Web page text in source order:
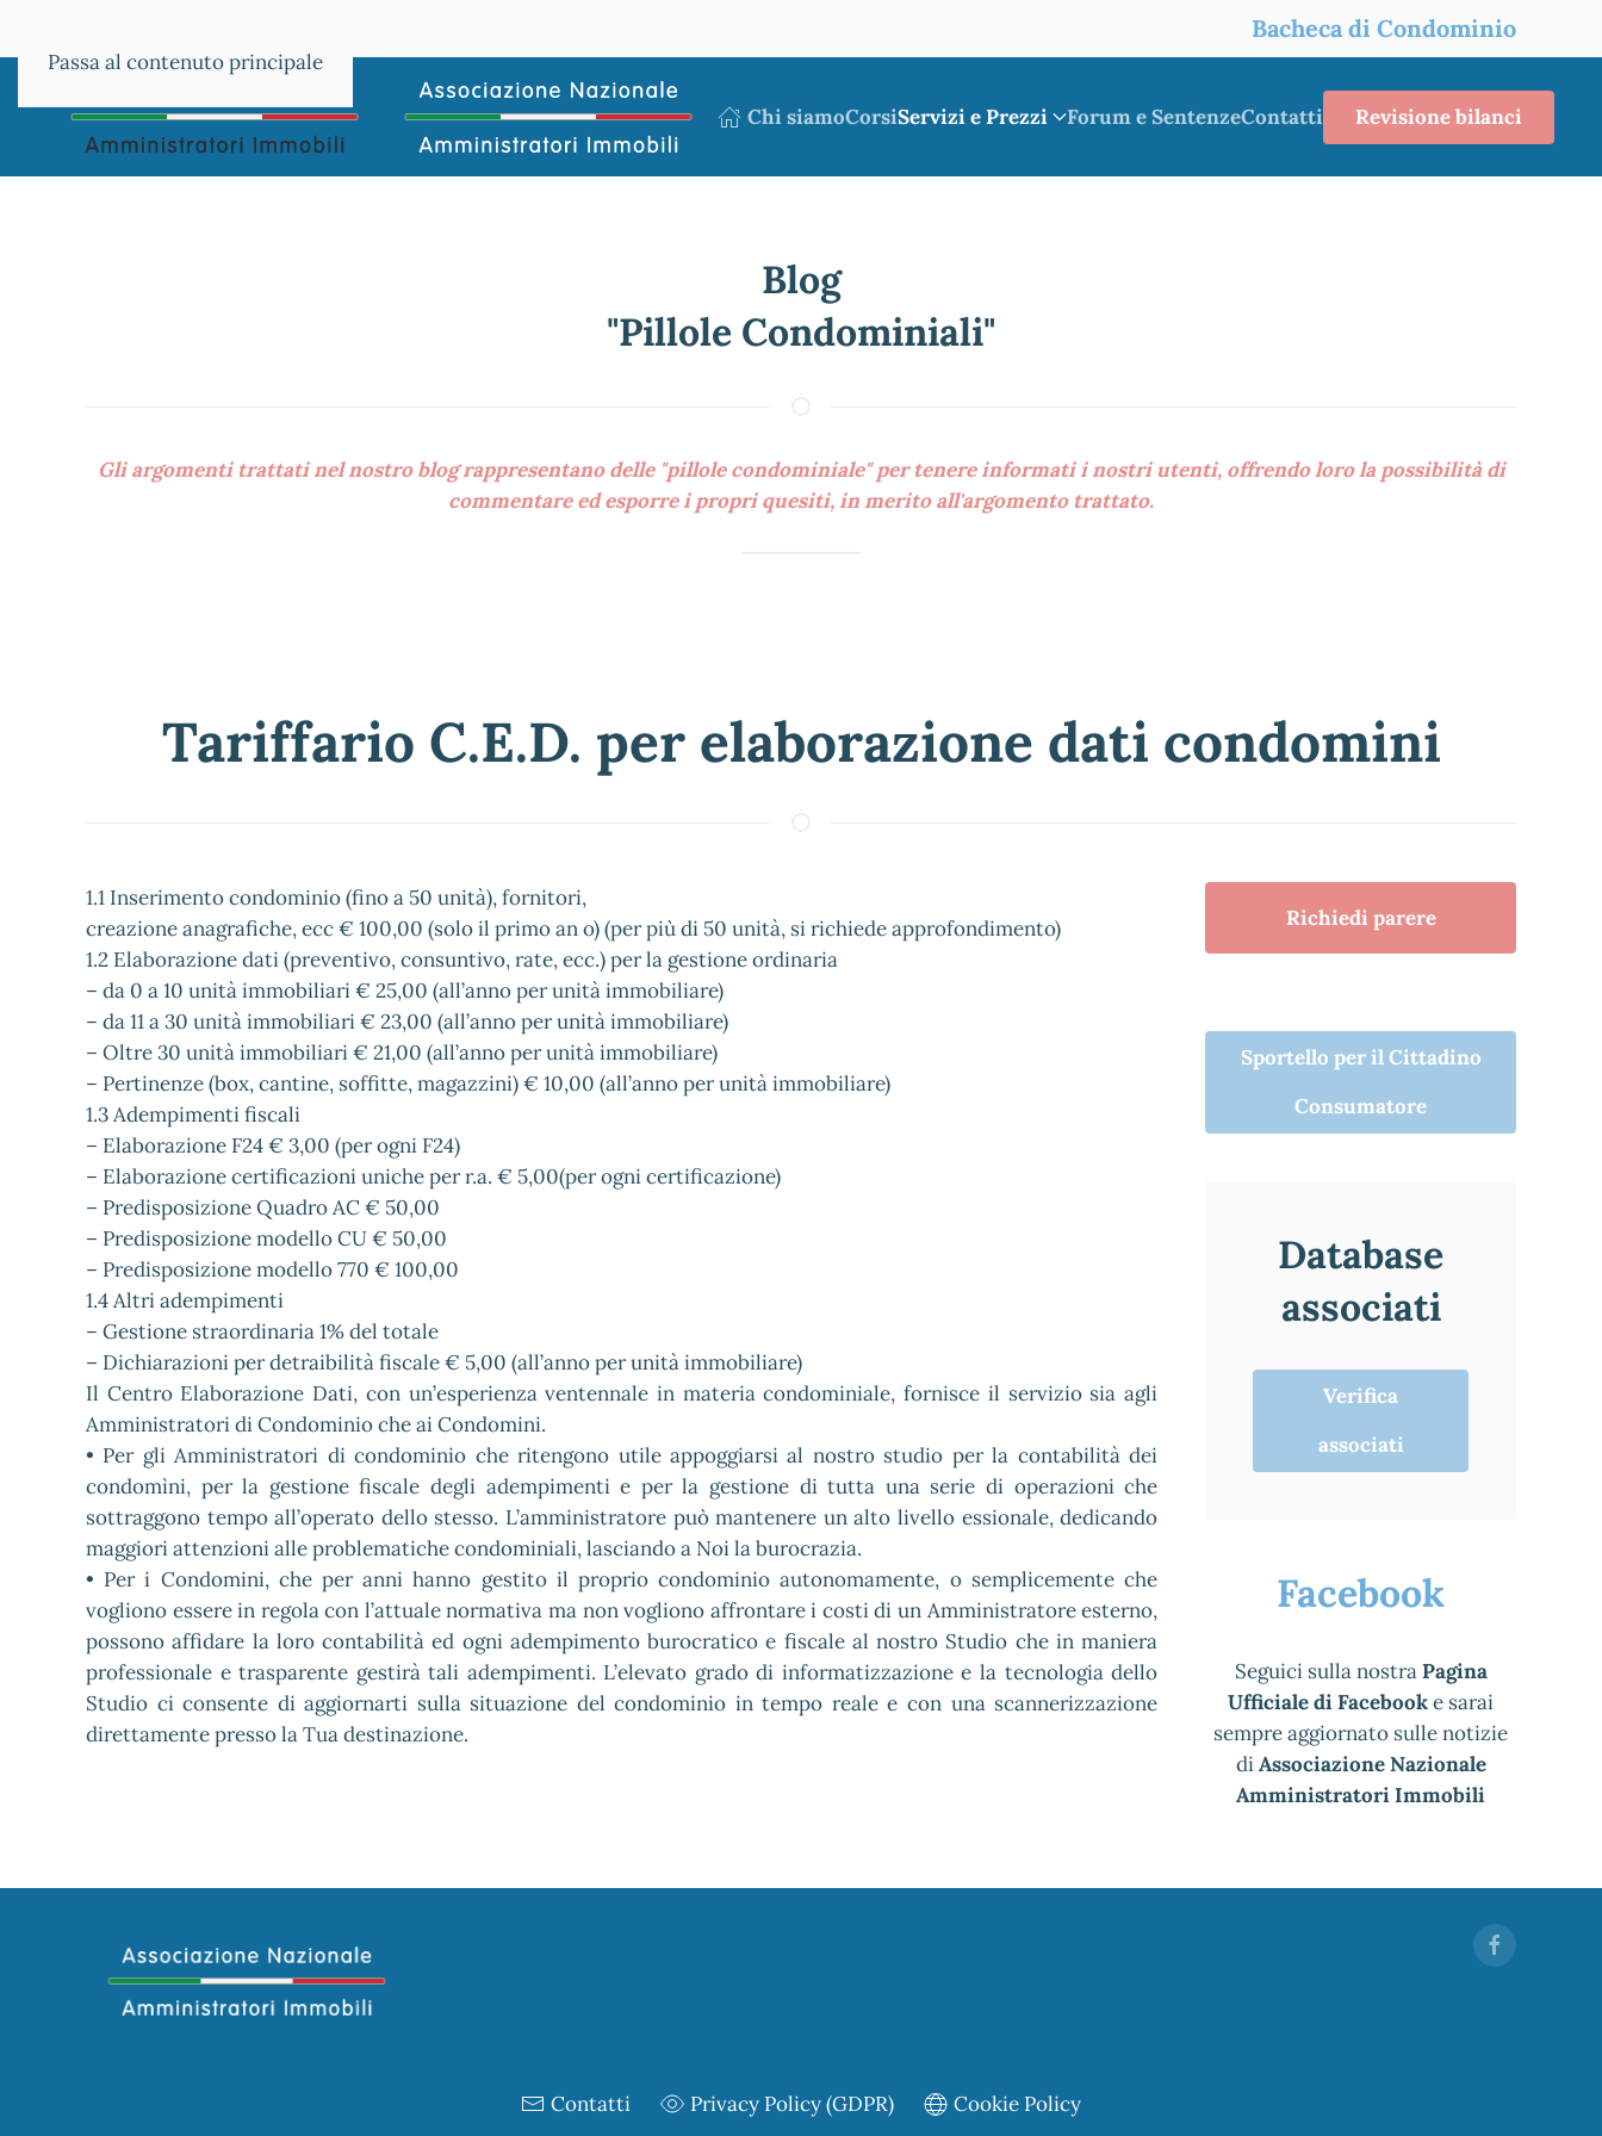
Passa al contenuto principale
Bacheca di Condominio
Chi siamoCorsiServizi e Prezzi Forum e SentenzeContatti Revisione bilanci
Blog
"Pillole Condominiali"
Gli argomenti trattati nel nostro blog rappresentano delle "pillole condominiale" per tenere informati i nostri utenti, offrendo loro la possibilità di
commentare ed esporre i propri quesiti, in merito all'argomento trattato.
Tariffario C.E.D. per elaborazione dati condomini
1.1 Inserimento condominio (fino a 50 unità), fornitori,
creazione anagrafiche, ecc € 100,00 (solo il primo an o) (per più di 50 unità, si richiede approfondimento)
1.2 Elaborazione dati (preventivo, consuntivo, rate, ecc.) per la gestione ordinaria
– da 0 a 10 unità immobiliari € 25,00 (all’anno per unità immobiliare)
– da 11 a 30 unità immobiliari € 23,00 (all’anno per unità immobiliare)
– Oltre 30 unità immobiliari € 21,00 (all’anno per unità immobiliare)
– Pertinenze (box, cantine, soffitte, magazzini) € 10,00 (all’anno per unità immobiliare)
1.3 Adempimenti fiscali
– Elaborazione F24 € 3,00 (per ogni F24)
– Elaborazione certificazioni uniche per r.a. € 5,00(per ogni certificazione)
– Predisposizione Quadro AC € 50,00
– Predisposizione modello CU € 50,00
– Predisposizione modello 770 € 100,00
1.4 Altri adempimenti
– Gestione straordinaria 1% del totale
– Dichiarazioni per detraibilità fiscale € 5,00 (all’anno per unità immobiliare)
Il Centro Elaborazione Dati, con un’esperienza ventennale in materia condominiale, fornisce il servizio sia agli
Amministratori di Condominio che ai Condomini.
• Per gli Amministratori di condominio che ritengono utile appoggiarsi al nostro studio per la contabilità dei
condomìni, per la gestione fiscale degli adempimenti e per la gestione di tutta una serie di operazioni che
sottraggono tempo all’operato dello stesso. L’amministratore può mantenere un alto livello essionale, dedicando
maggiori attenzioni alle problematiche condominiali, lasciando a Noi la burocrazia.
• Per i Condomini, che per anni hanno gestito il proprio condominio autonomamente, o semplicemente che
vogliono essere in regola con l’attuale normativa ma non vogliono affrontare i costi di un Amministratore esterno,
possono affidare la loro contabilità ed ogni adempimento burocratico e fiscale al nostro Studio che in maniera
professionale e trasparente gestirà tali adempimenti. L’elevato grado di informatizzazione e la tecnologia dello
Studio ci consente di aggiornarti sulla situazione del condominio in tempo reale e con una scannerizzazione
direttamente presso la Tua destinazione.
Richiedi parere
Sportello per il Cittadino
Consumatore
Database
associati
Verifica
associati
Facebook
Seguici sulla nostraPagina
Ufficiale di Facebooke sarai
sempre aggiornato sulle notizie
diAssociazione Nazionale
Amministratori Immobili
Contatti Privacy Policy (GDPR) Cookie Policy